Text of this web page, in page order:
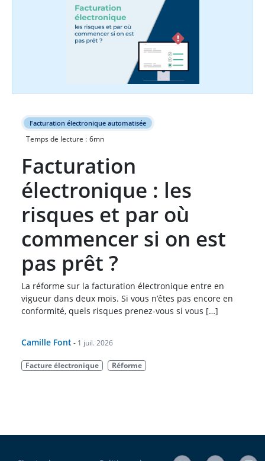
Facturation électronique automatisée
Temps de lecture : 6mn
Facturation
électronique : les
risques et par où
commencer si on est
pas prêt ?
La réforme sur la facturation électronique entre en
vigueur dans deux mois. Si vous n’êtes pas encore en
conformité, quels risques prenez-vous si vous […]
Camille Font - 1 juil. 2026
Facture électronique Réforme